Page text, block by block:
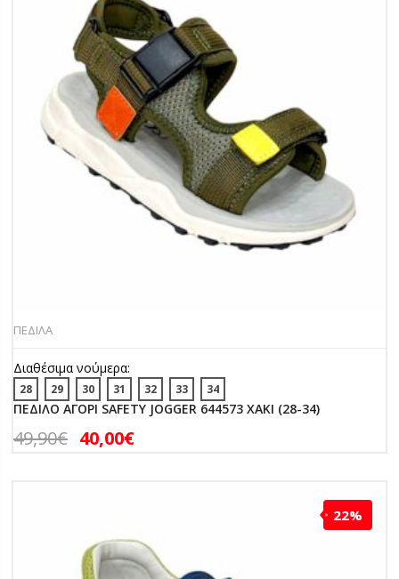
ΠΕΔΙΛΑ
Διαθέσιμα νούμερα:
28 29 30 31 32 33 34
ΠΕΔΙΛΟ ΑΓΟΡΙ SAFETY JOGGER 644573 ΧΑΚΙ (28-34)
49,90€ 40,00€
22%